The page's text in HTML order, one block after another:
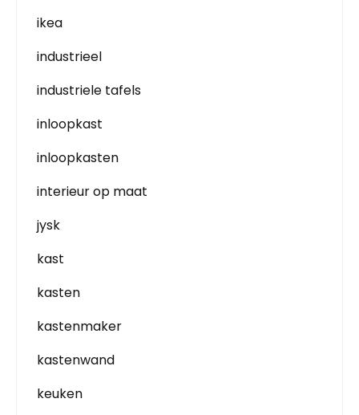
ikea
industrieel
industriele tafels
inloopkast
inloopkasten
interieur op maat
jysk
kast
kasten
kastenmaker
kastenwand
keuken